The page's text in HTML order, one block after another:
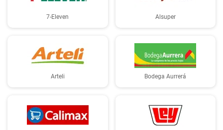
7-Eleven Alsuper
Arteli Bodega Aurrerá